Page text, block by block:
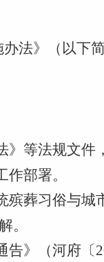
法》（以下
》等法规文件
部署。
殡葬习俗与城
。
》（河府〔